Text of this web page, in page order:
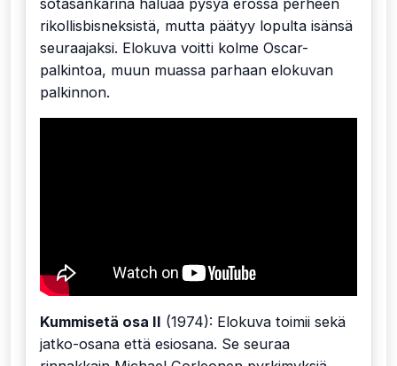
sotasankarina haluaa pysyä erossa perheen
rikollisbisneksistä, mutta päätyy lopulta isänsä
seuraajaksi. Elokuva voitti kolme Oscar-
palkintoa, muun muassa parhaan elokuvan
palkinnon.
Kummisetä osa II (1974): Elokuva toimii sekä
jatko-osana että esiosana. Se seuraa